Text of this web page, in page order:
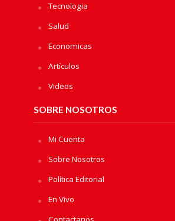
Tecnologia
Salud
Economicas
Artículos
Videos
SOBRE NOSOTROS
Mi Cuenta
Sobre Nosotros
Política Editorial
En Vivo